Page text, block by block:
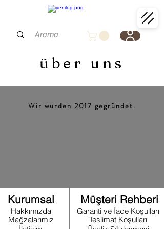
über uns
Wir wurden 2017 gegründet.
Kurumsal Müşteri Rehberi
Hakkımızda
Mağzalarımız
Garanti ve İade Koşulları
Teslimat Koşulları